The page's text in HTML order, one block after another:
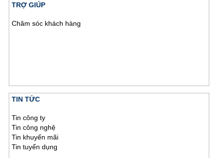
TRỢ GIÚP
Chăm sóc khách hàng
TIN TỨC
Tin công ty
Tin công nghệ
Tin khuyến mãi
Tin tuyển dụng